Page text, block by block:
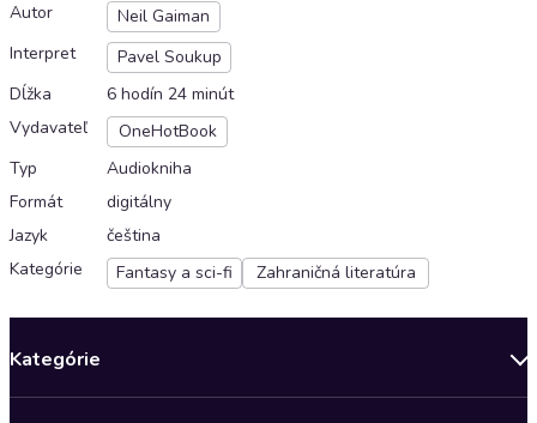
Autor
Neil Gaiman
Interpret
Pavel Soukup
Dĺžka
6 hodín 24 minút
Vydavateľ
OneHotBook
Typ
Audiokniha
Formát
digitálny
Jazyk
čeština
Kategórie
Fantasy a sci-fi Zahraničná literatúra
Kategórie